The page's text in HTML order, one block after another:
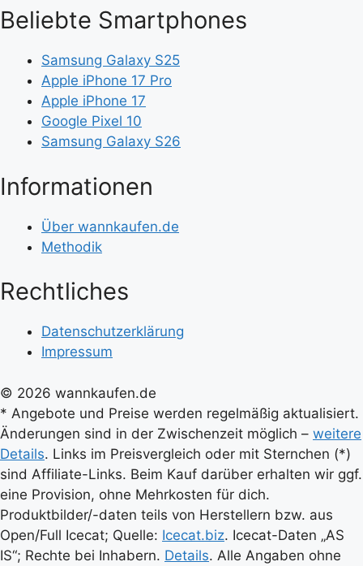
Beliebte Smartphones
Samsung Galaxy S25
Apple iPhone 17 Pro
Apple iPhone 17
Google Pixel 10
Samsung Galaxy S26
Informationen
Über wannkaufen.de
Methodik
Rechtliches
Datenschutzerklärung
Impressum
© 2026 wannkaufen.de
* Angebote und Preise werden regelmäßig aktualisiert.
Änderungen sind in der Zwischenzeit möglich – weitere
Details. Links im Preisvergleich oder mit Sternchen (*)
sind Affiliate-Links. Beim Kauf darüber erhalten wir ggf.
eine Provision, ohne Mehrkosten für dich.
Produktbilder/-daten teils von Herstellern bzw. aus
Open/Full Icecat; Quelle: Icecat.biz. Icecat-Daten „AS
IS“; Rechte bei Inhabern. Details. Alle Angaben ohne